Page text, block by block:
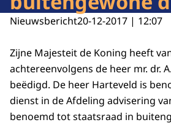
Nieuwsbericht20-12-2017 | 12:07
Zijne Majesteit de Koning heeft
achtereenvolgens de heer mr. dr.
beëdigd. De heer Harteveld is
dienst in de Afdeling advisering
benoemd tot staatsraad in